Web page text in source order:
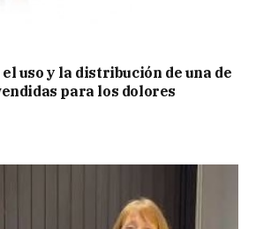
uso y la distribución de una de
para los dolores